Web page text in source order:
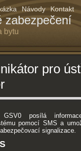
Návody Kontakt
zabezpečení
bytu
pro
GSV0 posílá
pomocí SMS a
signalizace.